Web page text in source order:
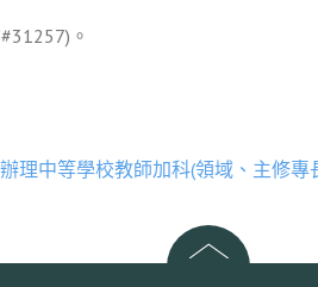
。
辦理中等學校教師加科(領域、主修專